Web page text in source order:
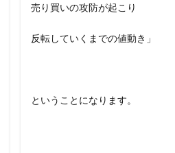
売り買いの攻防が起こり
反転していくまでの値動き」
ということになります。